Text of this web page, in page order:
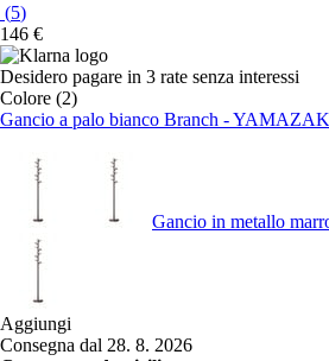
(5)
146 €
Desidero pagare in 3 rate senza interessi
Colore (2)
Gancio a palo bianco Branch -
Gancio in metallo
Aggiungi
Consegna dal 28. 8. 2026